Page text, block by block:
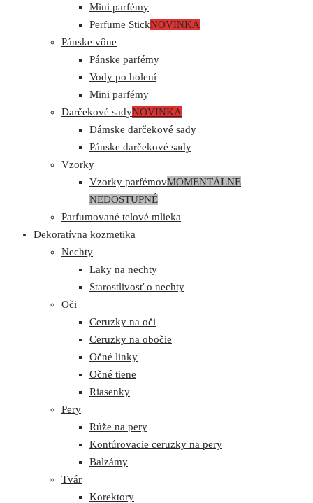
Mini parfémy
Perfume StickNOVINKA
Pánske vône
Pánske parfémy
Vody po holení
Mini parfémy
Darčekové sadyNOVINKA
Dámske darčekové sady
Pánske darčekové sady
Vzorky
Vzorky parfémovMOMENTÁLNE
NEDOSTUPNÉ
Parfumované telové mlieka
Dekoratívna kozmetika
Nechty
Laky na nechty
Starostlivosť o nechty
Oči
Ceruzky na oči
Ceruzky na obočie
Očné linky
Očné tiene
Riasenky
Pery
Rúže na pery
Kontúrovacie ceruzky na pery
Balzámy
Tvár
Korektory